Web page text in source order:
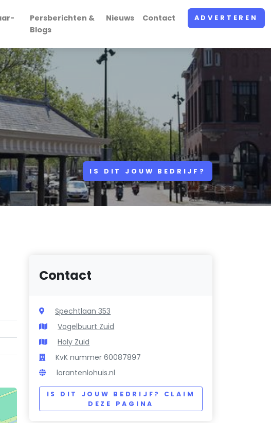
Persberichten &
Blogs
Nieuws Contact ADVERTEREN
IS DIT JOUW BEDRIJF?
Contact
Spechtlaan 353
Vogelbuurt Zuid
Holy Zuid
KvK nummer 60087897
lorantenlohuis.nl
IS DIT JOUW BEDRIJF? CLAIM
DEZE PAGINA